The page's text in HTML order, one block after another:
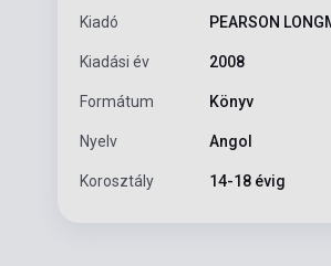
Kiadó PEARSON
Kiadási év 2008
Formátum Könyv
Nyelv Angol
Korosztály 14-18 évig